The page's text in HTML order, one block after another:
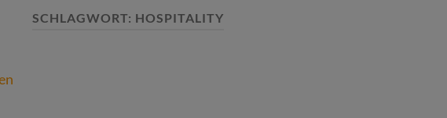
SCHLAGWORT: HOSPITALITY